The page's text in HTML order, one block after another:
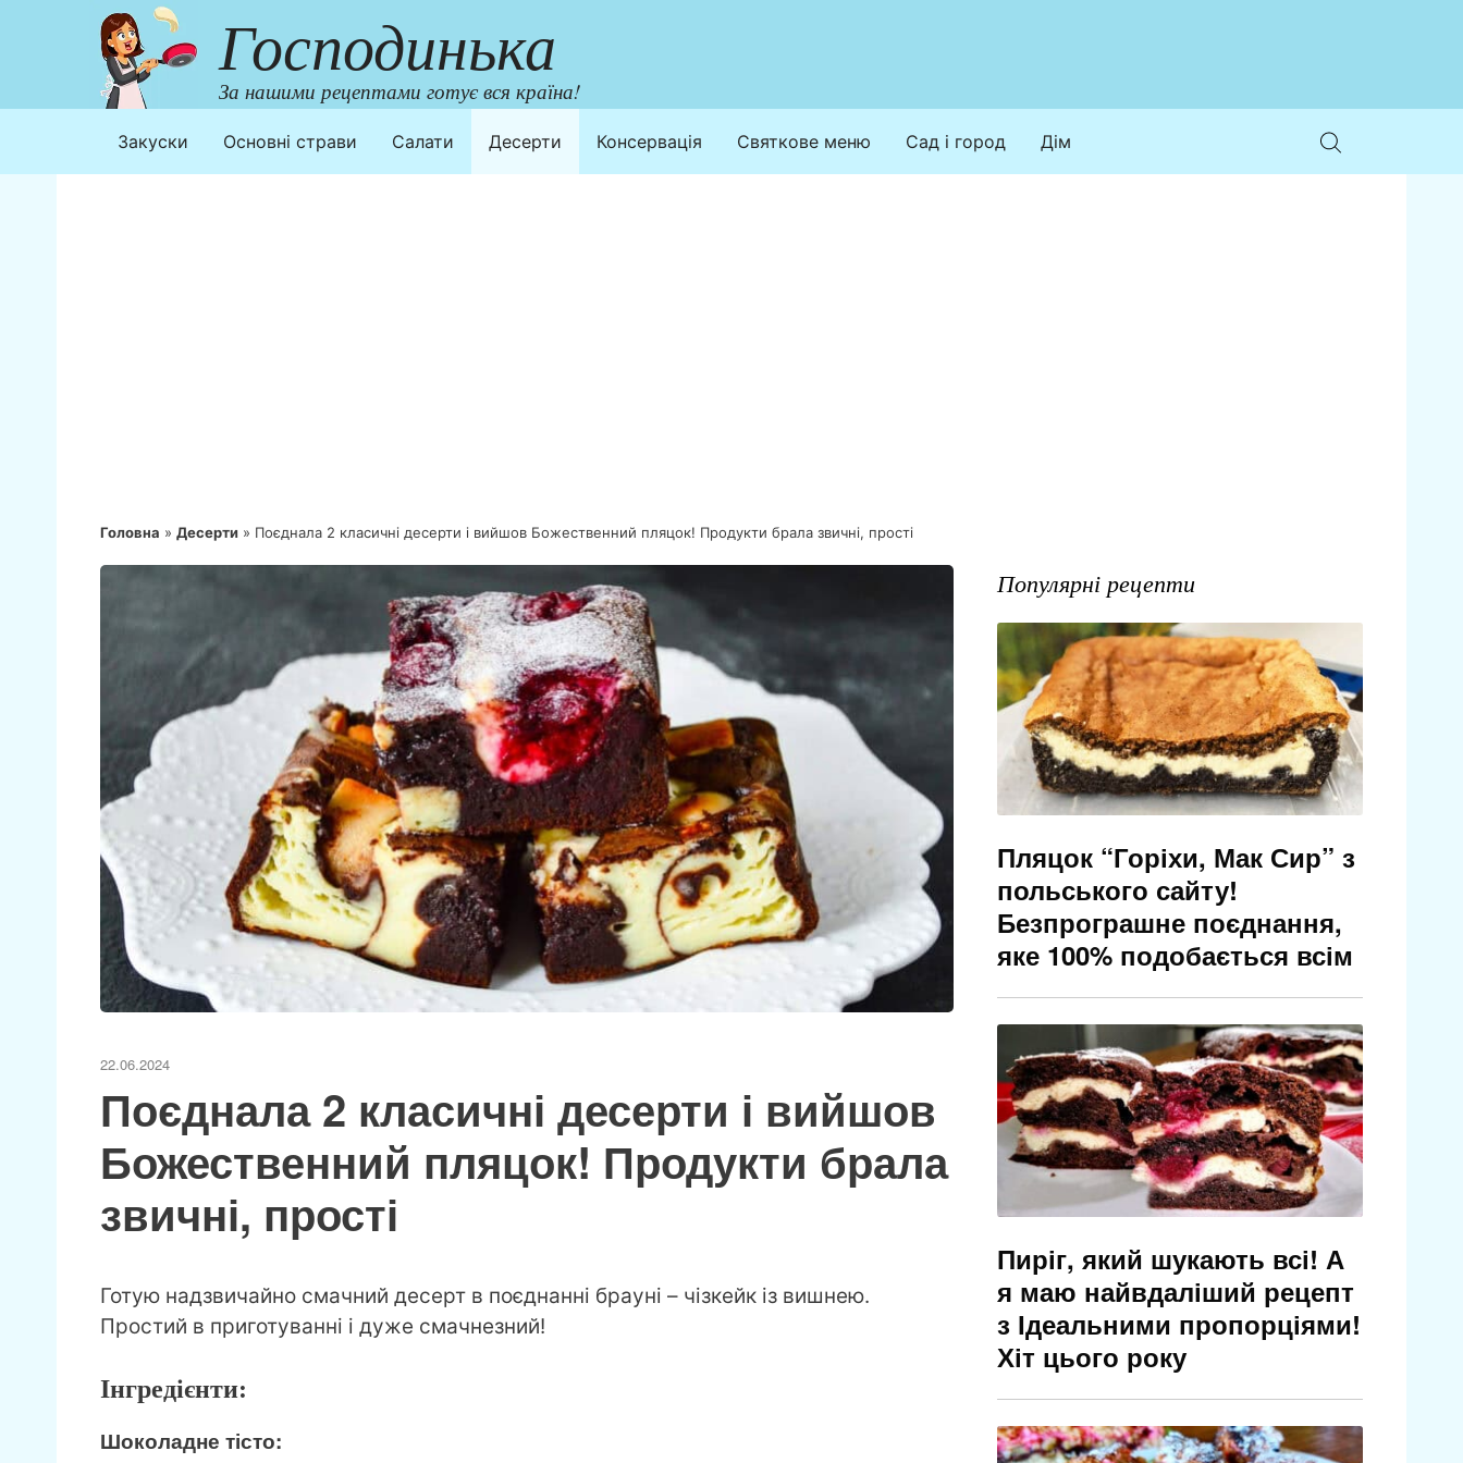
Господинька
За нашими рецептами готує вся країна!
Закуски Основні страви Салати Десерти Консервація Святкове меню Сад і город Дім
Головна » Десерти » Поєднала 2 класичні десерти і вийшов Божественний пляцок! Продукти брала звичні, прості
22.06.2024
Поєднала 2 класичні десерти і вийшов
Божественний пляцок! Продукти брала
звичні, прості
Готую надзвичайно смачний десерт в поєднанні брауні – чізкейк із вишнею.
Простий в приготуванні і дуже смачнезний!
Інгредієнти:
Шоколадне тісто:
Популярні рецепти
Пляцок “Горіхи, Мак Сир” з
польського сайту!
Безпрограшне поєднання,
яке 100% подобається всім
Пиріг, який шукають всі! А
я маю найвдаліший рецепт
з Ідеальними пропорціями!
Хіт цього року